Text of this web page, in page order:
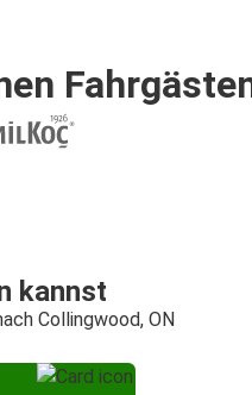
kannst
Collingwood, ON